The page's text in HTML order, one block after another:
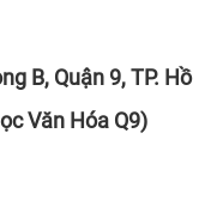
B, Quận 9, TP. Hồ
Văn Hóa Q9)